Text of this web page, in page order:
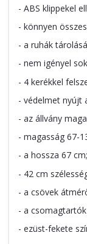
- ABS klippekel
- könnyen
- a ruhák
- nem igényel
- 4 kerékkel
- védelmet nyújt
- az állvány
- magasság 67-
- a hossza 67 cm;
- 42 cm
- a csövek
- a
- ezüst-fekete